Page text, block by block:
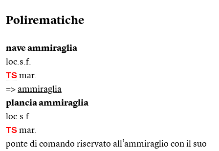
Polirematiche
nave ammiraglia
loc.s.f.
TS mar.
=> ammiraglia
plancia ammiraglia
loc.s.f.
TS mar.
ponte di comando riservato all’ammiraglio con il suo